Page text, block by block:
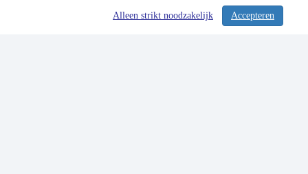
/ 284
Accepteren
Alleen strikt noodzakelijk